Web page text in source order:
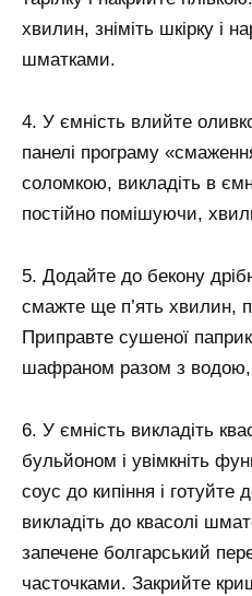
хвилин, зніміть шкірку і
шматками.
4. У ємність влийте
панелі програму
соломкою, викладіть в
постійно помішуючи,
5. Додайте до бекону
смажте ще п’ять хвилин,
Приправте сушеної
шафраном разом з
6. У ємність викладіть
бульйоном і увімкніть
соус до кипіння і готуйте
викладіть до квасолі
запечене болгарський
часточками. Закрийте